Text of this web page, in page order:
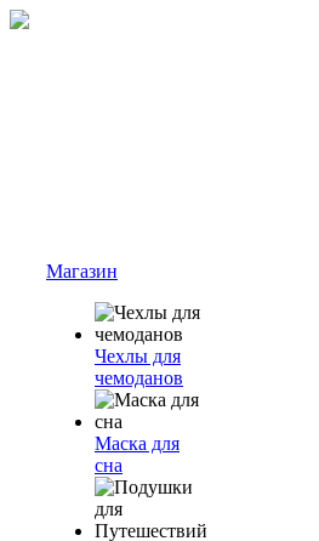
Магазин
Чехлы для
чемоданов
Маска для
сна